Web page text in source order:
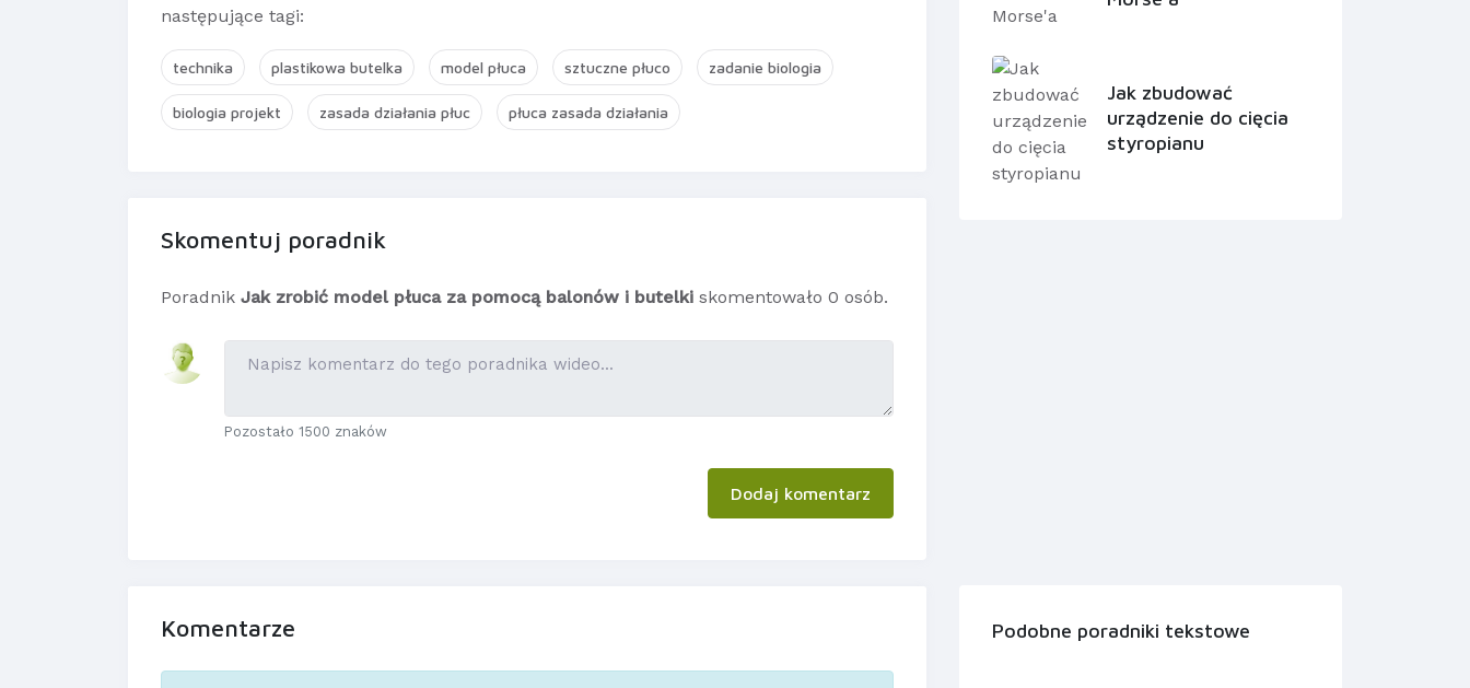
następujące tagi:
technika plastikowa butelka model płuca sztuczne płuco zadanie biologia
biologia projekt zasada działania płuc płuca zasada działania
Skomentuj poradnik
Poradnik Jak zrobić model płuca za pomocą balonów i butelki skomentowało 0 osób.
Pozostało 1500 znaków
Dodaj komentarz
Komentarze
Jak zbudować
urządzenie do cięcia
styropianu
Podobne poradniki tekstowe